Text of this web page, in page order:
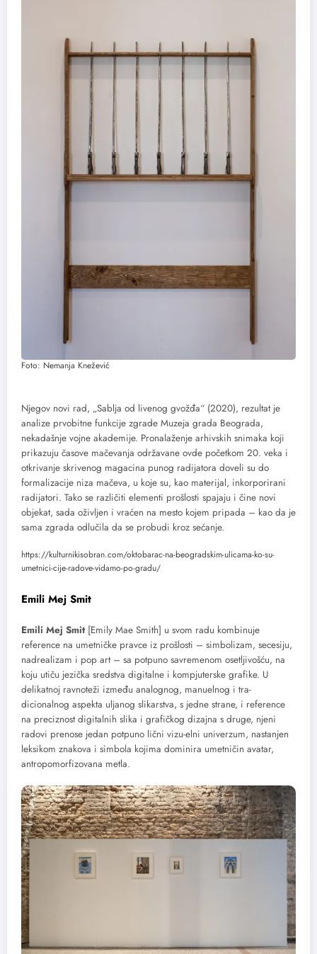
Foto: Nemanja Knežević
Njegov novi rad, „Sablja od livenog gvožđa“ (2020), rezultat je
analize prvobitne funkcije zgrade Muzeja grada Beograda,
nekadašnje vojne akademije. Pronalaženje arhivskih snimaka koji
prikazuju časove mačevanja održavane ovde početkom 20. veka i
otkrivanje skrivenog magacina punog radijatora doveli su do
formalizacije niza mačeva, u koje su, kao materijal, inkorporirani
radijatori. Tako se različiti elementi prošlosti spajaju i čine novi
objekat, sada oživljen i vraćen na mesto kojem pripada – kao da je
sama zgrada odlučila da se probudi kroz sećanje.
https://kulturnikisobran.com/oktobarac-na-beogradskim-ulicama-ko-su-
umetnici-cije-radove-vidamo-po-gradu/
Emili Mej Smit
Emili Mej Smit[Emily Mae Smith] u svom radu kombinuje
reference na umetničke pravce iz prošlosti – simbolizam, secesiju,
nadrealizam i pop art – sa potpuno savremenom osetljivošću, na
koju utiču jezička sredstva digitalne i kompjuterske grafike. U
delikatnoj ravnoteži između analognog, manuelnog i tra-
dicionalnog aspekta uljanog slikarstva, s jedne strane, i reference
na preciznost digitalnih slika i grafičkog dizajna s druge, njeni
radovi prenose jedan potpuno lični vizu-elni univerzum, nastanjen
leksikom znakova i simbola kojima dominira umetničin avatar,
antropomorfizovana metla.